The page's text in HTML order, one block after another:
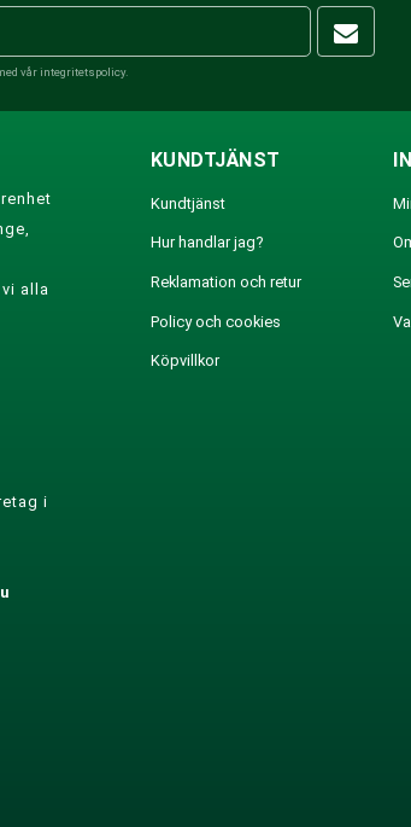
vår integritetspolicy.
alla
i
KUNDTJÄNST
Kundtjänst
Hur handlar jag?
Reklamation och retur
Policy och cookies
Köpvillkor